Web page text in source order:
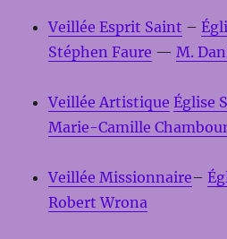
Veillée Esprit Saint –
Stéphen Faure —M.
Veillée Artistique Église
Marie-Camille
Veillée Missionnaire–
Robert Wrona